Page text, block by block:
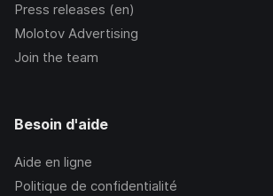
Press releases (en)
Molotov Advertising
Join the team
Besoin d'aide
Aide en ligne
Politique de confidentialité